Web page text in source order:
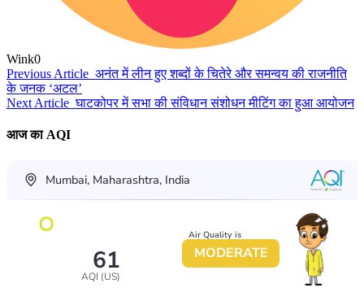
Wink0
Previous Article अनंत में लीन हुए शब्दों के चितेरे और समन्वय की राजनीति
के जनक ‘अटल’
Next Article घाटकोपर में सभा की संविधान संशोधन मीटिंग का हुआ आयोजन
आज का AQI